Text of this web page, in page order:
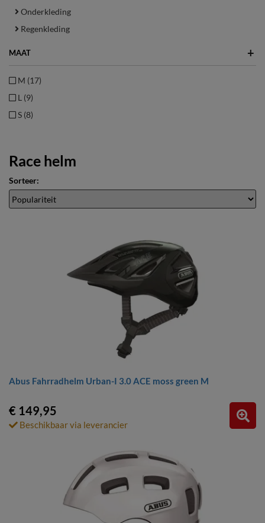
Onderkleding
Regenkleding
MAAT +
M (17)
L (9)
S (8)
Race helm
Sorteer:
Abus Fahrradhelm Urban-I 3.0 ACE moss green M
€ 149,95
Beschikbaar via leverancier